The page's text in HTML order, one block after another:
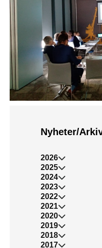
Nyheter/
2026
2025
2024
2023
2022
2021
2020
2019
2018
2017